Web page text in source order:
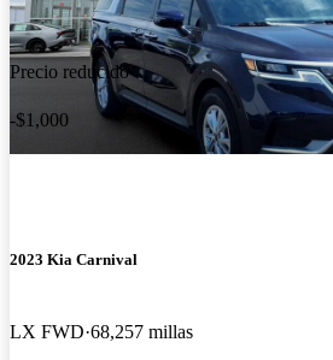
Precio reducido
-$1,000
2023 Kia Carnival
LX FWD 68,257 millas